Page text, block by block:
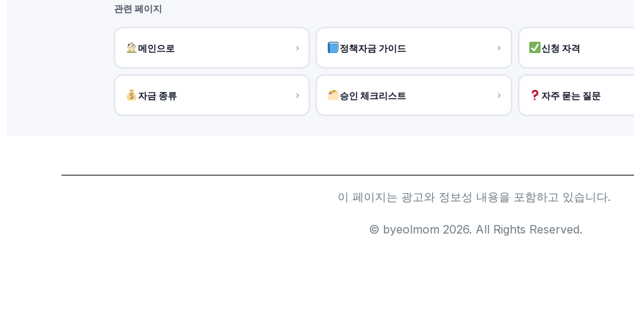
관련 페이지
메인으로 › 정책자금 가이드 › 신청 자격
자금 종류 › 승인 체크리스트 › 자주 묻는 질문
이 페이지는 광고와 정보성 내용을 포함하고 있습니다.
© byeolmom 2026. All Rights Reserved.